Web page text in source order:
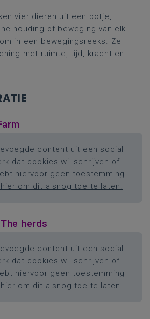
vier dieren uit een potje,
houding of beweging van elk
in een bewegingsreeks. Ze
met ruimte, tijd, kracht en
content uit een social
dat cookies wil schrijven of
hiervoor geen toestemming
hier om dit alsnog toe te laten.
The herds
content uit een social
dat cookies wil schrijven of
hiervoor geen toestemming
hier om dit alsnog toe te laten.